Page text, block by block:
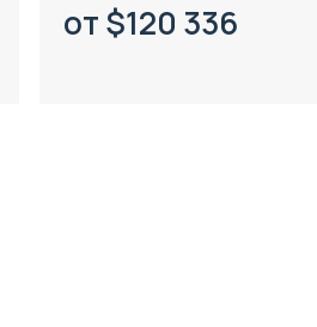
от$120 336